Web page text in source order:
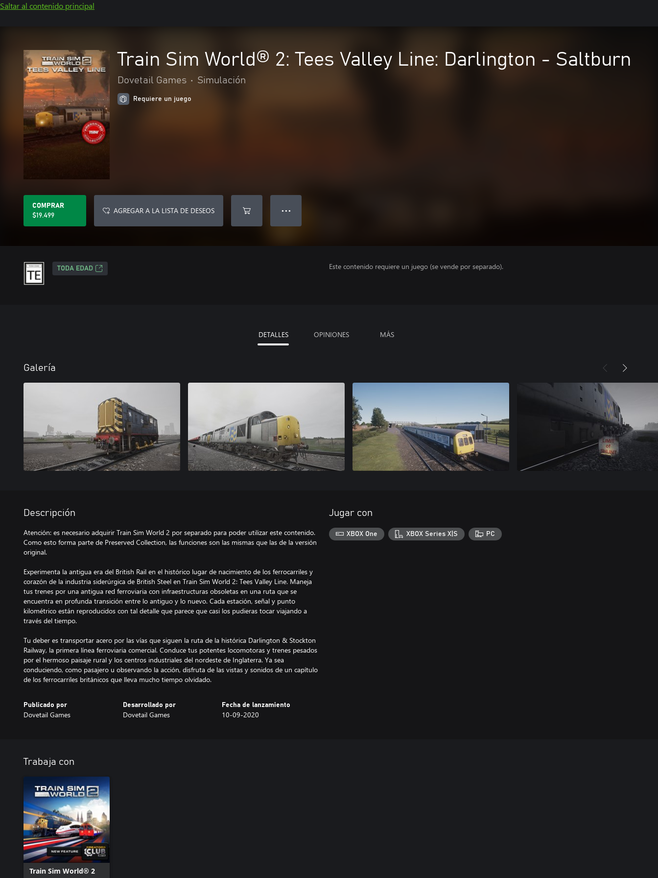
Saltar al contenido principal
Train Sim World® 2: Tees Valley Line: Darlington - Saltburn
Dovetail Games • Simulación
Requiere un juego
COMPRAR
$19.499
AGREGAR A LA LISTA DE DESEOS ● ● ●
TODA EDAD Este contenido requiere un juego (se vende por separado).
DETALLES OPINIONES MÁS
Galería
Descripción
Atención: es necesario adquirir Train Sim World 2 por separado para poder utilizar este contenido.
Como esto forma parte de Preserved Collection, las funciones son las mismas que las de la versión
original.
Experimenta la antigua era del British Rail en el histórico lugar de nacimiento de los ferrocarriles y
corazón de la industria siderúrgica de British Steel en Train Sim World 2: Tees Valley Line. Maneja
tus trenes por una antigua red ferroviaria con infraestructuras obsoletas en una ruta que se
encuentra en profunda transición entre lo antiguo y lo nuevo. Cada estación, señal y punto
kilométrico están reproducidos con tal detalle que parece que casi los pudieras tocar viajando a
través del tiempo.
Tu deber es transportar acero por las vías que siguen la ruta de la histórica Darlington & Stockton
Railway, la primera línea ferroviaria comercial. Conduce tus potentes locomotoras y trenes pesados
por el hermoso paisaje rural y los centros industriales del nordeste de Inglaterra. Ya sea
conduciendo, como pasajero u observando la acción, disfruta de las vistas y sonidos de un capítulo
de los ferrocarriles británicos que lleva mucho tiempo olvidado.
Publicado por
Dovetail Games
Desarrollado por
Dovetail Games
Fecha de lanzamiento
10-09-2020
Jugar con
XBOX One XBOX Series X|S PC
Trabaja con
Train Sim World® 2